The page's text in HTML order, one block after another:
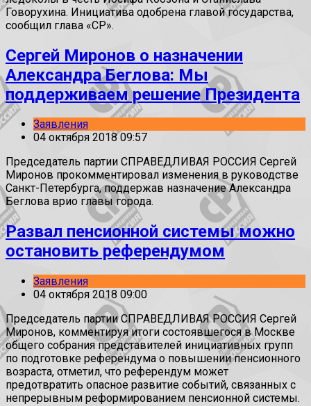
Говорухина. Инициатива одобрена главой государства,
сообщил глава «СР».
Сергей Миронов о назначении
Александра Беглова: Мы
поддерживаем решение Президента
Заявления
04 октября 2018 09:57
Председатель партии СПРАВЕДЛИВАЯ РОССИЯ Сергей
Миронов прокомментировал изменения в руководстве
Санкт-Петербурга, поддержав назначение Александра
Беглова врио главы города.
Развал пенсионной системы можно
остановить референдумом
Заявления
04 октября 2018 09:00
Председатель партии СПРАВЕДЛИВАЯ РОССИЯ Сергей
Миронов, комментируя итоги состоявшегося в Москве
общего собрания представителей инициативных групп
по подготовке референдума о повышении пенсионного
возраста, отметил, что референдум может
предотвратить опасное развитие событий, связанных с
непрерывным реформированием пенсионной системы.